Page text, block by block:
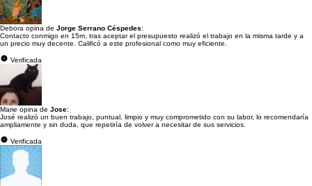
Debora opina de Jorge Serrano Céspedes:
Contacto conmigo en 15m, tras aceptar el presupuesto realizó el trabajo en la misma tarde y a
un precio muy decente. Calificó a este profesional como muy eficiente.
Verificada
Marie opina de Jose:
José realizó un buen trabajo, puntual, limpio y muy comprometido con su labor, lo recomendaría
ampliamente y sin duda, que repetiría de volver a necesitar de sus servicios.
Verificada